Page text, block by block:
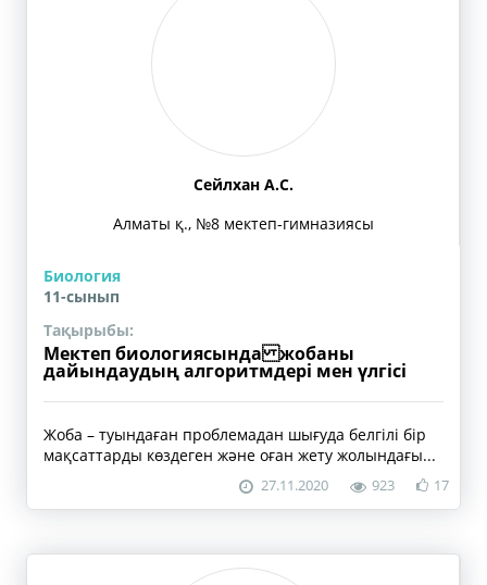
Сейлхан А.С.
Алматы қ., №8 мектеп-гимназиясы
Биология
11-сынып
Тақырыбы:
Мектеп биологиясында жобаны
дайындаудың алгоритмдері мен үлгісі
Жоба – туындаған проблемадан шығуда белгілі бір
мақсаттарды көздеген және оған жету жолындағы...
27.11.2020 923 17